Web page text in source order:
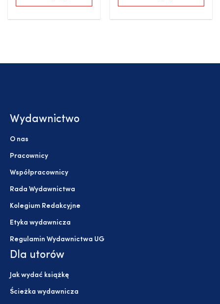
Wydawnictwo
O nas
Pracownicy
Współpracownicy
Rada Wydawnictwa
Kolegium Redakcyjne
Etyka wydawnicza
Regulamin Wydawnictwa UG
Dla utorów
Jak wydać książkę
Ścieżka wydawnicza